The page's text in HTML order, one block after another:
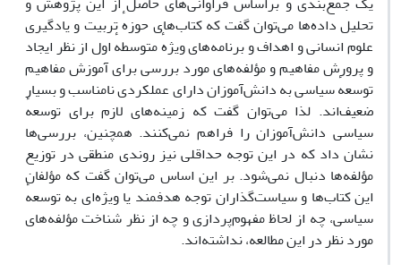
تحلیل داده‌ها می‌توان گفت که کتاب‌های حوزهٔ تربیت و یادگیری
علوم انسانی و اهداف و برنامه‌های ویژهٔ متوسطهٔ اول از نظر ایجاد
و پرورش مفاهیم و مؤلفه‌های مورد بررسی برای آموزش مفاهیم
توسعهٔ سیاسی به دانش‌آموزان دارای عملکردی نامناسب و بسیار
ضعیف‌اند. لذا می‌توان گفت که زمینه‌های لازم برای توسعهٔ
سیاسی دانش‌آموزان را فراهم نمی‌کنند. همچنین، بررسی‌ها
نشان داد که در این توجه حداقلی نیز روندی منطقی در توزیع
مؤلفه‌ها دنبال نمی‌شود. بر این اساس می‌توان گفت که مؤلفان
این کتاب‌ها و سیاست‌گذاران توجه هدفمند یا ویژه‌ای به توسعهٔ
سیاسی، چه از لحاظ مفهوم‌پردازی و چه از نظر شناخت مؤلفه‌های
مورد نظر در این مطالعه، نداشته‌اند.